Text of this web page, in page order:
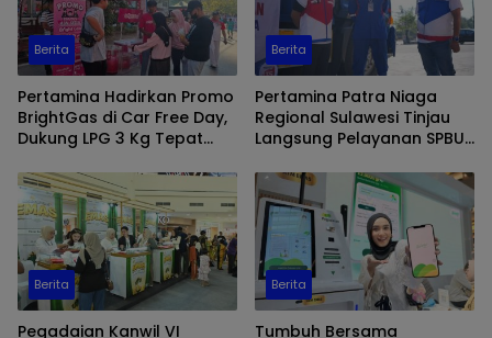
Berita
Pertamina Hadirkan Promo
BrightGas di Car Free Day,
Dukung LPG 3 Kg Tepat
Berita
Pertamina Patra Niaga
Regional Sulawesi Tinjau
Langsung Pelayanan SPBU
Distribusi Biosolar Berjalan
Optimal
Berita
Pegadaian Kanwil VI
Berita
Tumbuh Bersama